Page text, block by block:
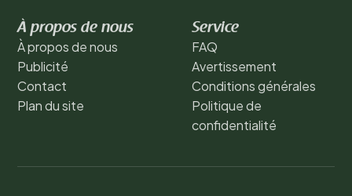
À propos de nous
À propos de nous
Publicité
Contact
Plan du site
Service
FAQ
Avertissement
Conditions générales
Politique de
confidentialité